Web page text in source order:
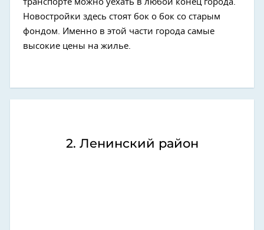
транспорте можно уехать в любой конец города.
Новостройки здесь стоят бок о бок со старым
фондом. Именно в этой части города самые
высокие цены на жилье.
2. Ленинский район